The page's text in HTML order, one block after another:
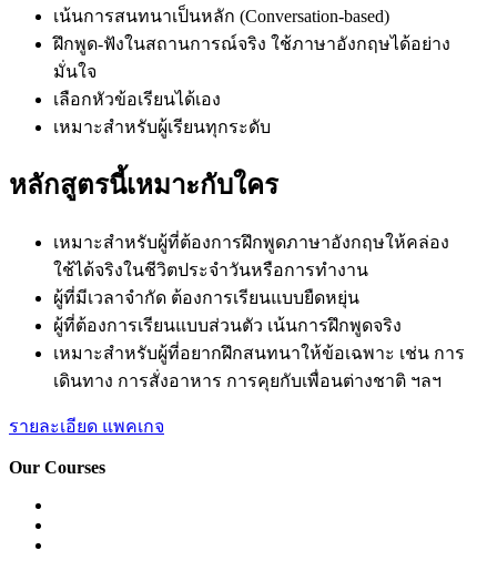
เน้นการสนทนาเป็นหลัก (Conversation-based)
ฝึกพูด-ฟังในสถานการณ์จริง ใช้ภาษาอังกฤษได้อย่าง
มั่นใจ
เลือกหัวข้อเรียนได้เอง
เหมาะสำหรับผู้เรียนทุกระดับ
หลักสูตรนี้เหมาะกับใคร
เหมาะสำหรับผู้ที่ต้องการฝึกพูดภาษาอังกฤษให้คล่อง
ใช้ได้จริงในชีวิตประจำวันหรือการทำงาน
ผู้ที่มีเวลาจำกัด ต้องการเรียนแบบยืดหยุ่น
ผู้ที่ต้องการเรียนแบบส่วนตัว เน้นการฝึกพูดจริง
เหมาะสำหรับผู้ที่อยากฝึกสนทนาให้ข้อเฉพาะ เช่น การ
เดินทาง การสั่งอาหาร การคุยกับเพื่อนต่างชาติ ฯลฯ
รายละเอียด แพคเกจ
Our Courses